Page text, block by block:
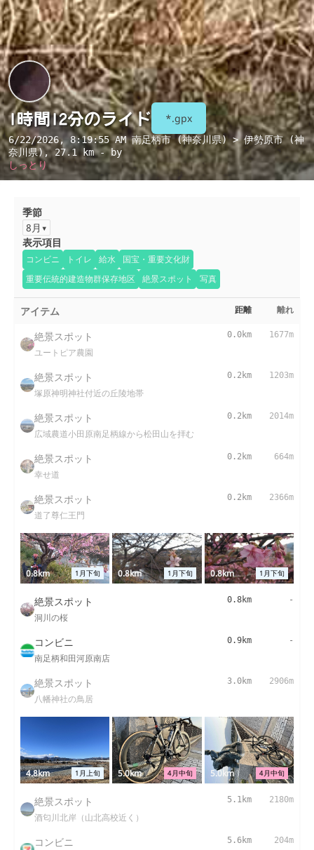
1時間12分のライド *.gpx
6/22/2026, 8:19:55 AM南足柄市 (神奈川県) > 伊勢原市 (神
奈川県), 27.1 km - by
しっとり
季節
8月
表示項目
コンビニ トイレ 給水
国宝・重要文化財
重要伝統的建造物群保存地区
絶景スポット 写真
アイテム 距離 離れ
絶景スポット
ユートピア農園
0.0km 1677m
絶景スポット
塚原神明神社付近の丘陵地帯
0.2km 1203m
絶景スポット
広域農道小田原南足柄線から松田山を拝む
0.2km 2014m
絶景スポット
幸せ道
0.2km 664m
絶景スポット
道了尊仁王門
0.2km 2366m
1月下旬
0.8km 1月下旬
0.8km 1月下旬
0.8km
絶景スポット
洞川の桜
0.8km -
コンビニ
南足柄和田河原南店
0.9km -
絶景スポット
八幡神社の鳥居
3.0km 2906m
1月上旬
4.8km 4月中旬
5.0km 4月中旬
5.0km
絶景スポット
酒匂川北岸（山北高校近く）
5.1km 2180m
コンビニ 5.6km 204m